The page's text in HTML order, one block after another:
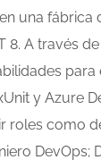
una fábrica
8. A través
para
y Azure
roles como
DevOps;